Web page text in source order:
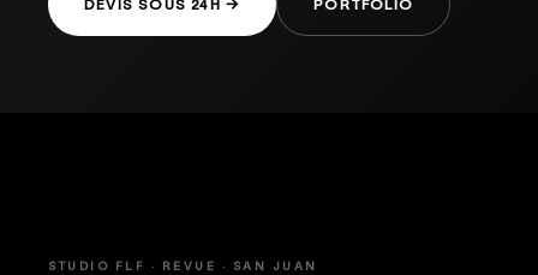
DEVIS SOUS 24H → PORTFOLIO
STUDIO FLF · REVUE · SAN JUAN